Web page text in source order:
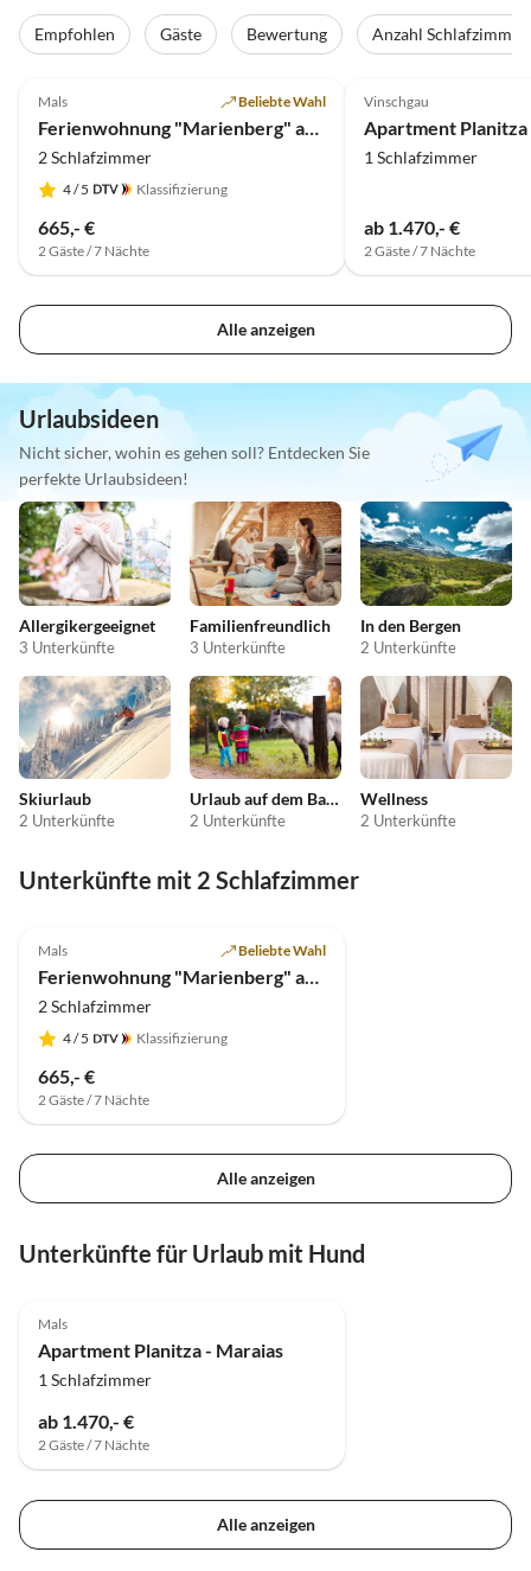
Empfohlen Gäste Bewertung
Anzahl Schlafzimmer
Mals Beliebte Wahl
2 Schlafzimmer
4/ 5 Klassifizierung
665,- €
2 Gäste / 7 Nächte
Vinschgau
Apartment Planitza
1 Schlafzimmer
ab 1.470,- €
2 Gäste / 7 Nächte
Alle anzeigen
Urlaubsideen
Nicht sicher, wohin es gehen soll? Entdecken Sie
perfekte Urlaubsideen!
Allergikergeeignet
3 Unterkünfte
Familienfreundlich
3 Unterkünfte
In den Bergen
2 Unterkünfte
Skiurlaub
2 Unterkünfte
Urlaub auf dem Bauernhof
2 Unterkünfte
Wellness
2 Unterkünfte
Unterkünfte mit 2 Schlafzimmer
Mals Beliebte Wahl
Ferienwohnung "Marienberg" auf dem Morigglhof
2 Schlafzimmer
4/ 5 Klassifizierung
665,- €
2 Gäste / 7 Nächte
Alle anzeigen
Unterkünfte für Urlaub mit Hund
Mals
Apartment Planitza - Maraias
1 Schlafzimmer
ab 1.470,- €
2 Gäste / 7 Nächte
Alle anzeigen